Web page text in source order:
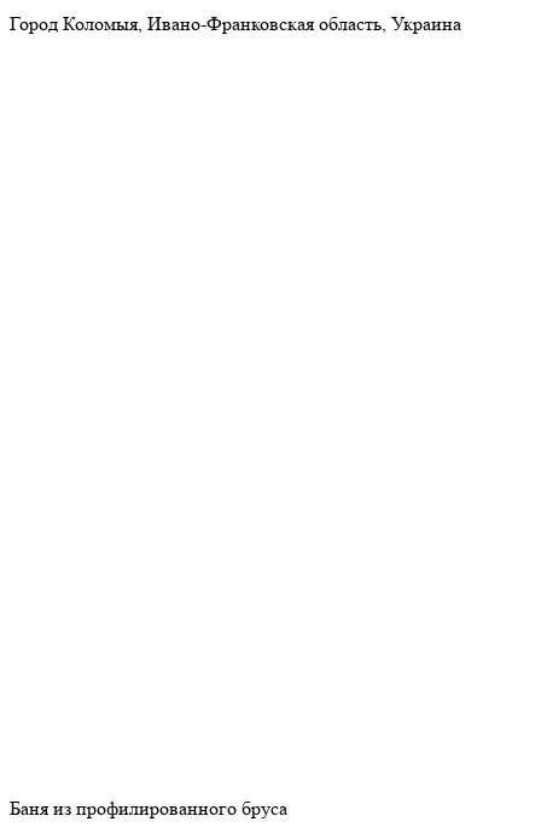
Город Коломыя, Ивано-Франковская область, Украина
Баня из профилированного бруса